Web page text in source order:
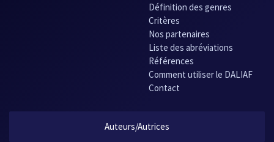
Définition des genres
Critères
Nos partenaires
Liste des abréviations
Références
Comment utiliser le DALIAF
Contact
Auteurs/Autrices